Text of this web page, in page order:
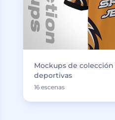
Mockups de
deportivas
16 escenas